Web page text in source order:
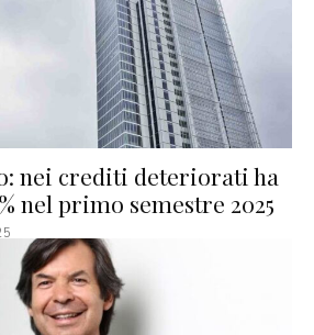
nei crediti deteriorati ha
nel primo semestre 2025